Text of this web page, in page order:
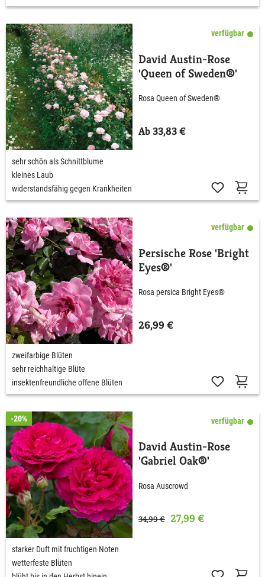
verfügbar
David Austin-Rose
'Queen of Sweden®'
Rosa Queen of Sweden®
Ab 33,83 €
sehr schön als Schnittblume
kleines Laub
widerstandsfähig gegen Krankheiten
verfügbar
Persische Rose 'Bright
Eyes®'
Rosa persica Bright Eyes®
26,99 €
zweifarbige Blüten
sehr reichhaltige Blüte
insektenfreundliche offene Blüten
-20% verfügbar
David Austin-Rose
'Gabriel Oak®'
Rosa Auscrowd
34,99 € 27,99 €
starker Duft mit fruchtigen Noten
wetterfeste Blüten